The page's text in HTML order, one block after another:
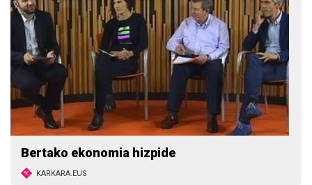
Bertako ekonomia hizpide
KARKARA.EUS